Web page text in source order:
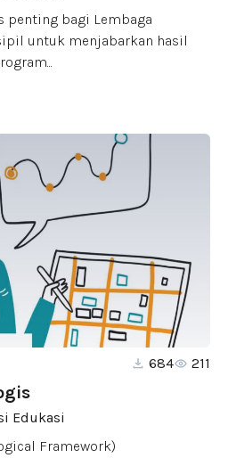
penting bagi Lembaga
untuk menjabarkan hasil
684 211
Edukasi
Framework)